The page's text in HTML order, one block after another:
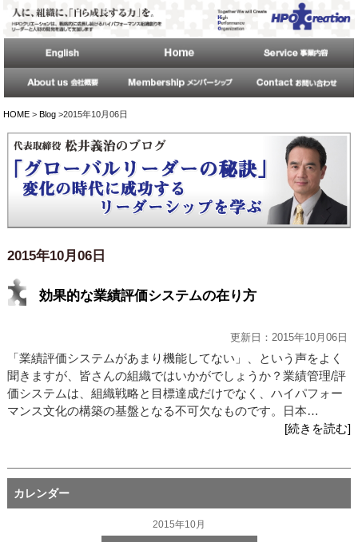
HOME > Blog >2015年10月06日
2015年10月06日
効果的な業績評価システムの在り方
更新日：2015年10月06日
「業績評価システムがあまり機能してない」、という声をよく
聞きますが、皆さんの組織ではいかがでしょうか？業績管理/評
価システムは、組織戦略と目標達成だけでなく、ハイパフォー
マンス文化の構築の基盤となる不可欠なものです。日本…
[続きを読む]
カレンダー
2015年10月